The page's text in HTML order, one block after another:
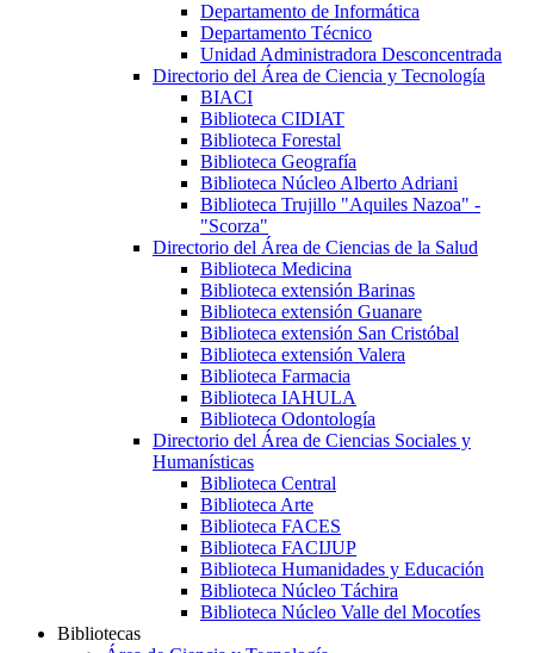
Departamento de Informática
Departamento Técnico
Unidad Administradora Desconcentrada
Directorio del Área de Ciencia y Tecnología
BIACI
Biblioteca CIDIAT
Biblioteca Forestal
Biblioteca Geografía
Biblioteca Núcleo Alberto Adriani
Biblioteca Trujillo "Aquiles Nazoa" -
"Scorza"
Directorio del Área de Ciencias de la Salud
Biblioteca Medicina
Biblioteca extensión Barinas
Biblioteca extensión Guanare
Biblioteca extensión San Cristóbal
Biblioteca extensión Valera
Biblioteca Farmacia
Biblioteca IAHULA
Biblioteca Odontología
Directorio del Área de Ciencias Sociales y
Humanísticas
Biblioteca Central
Biblioteca Arte
Biblioteca FACES
Biblioteca FACIJUP
Biblioteca Humanidades y Educación
Biblioteca Núcleo Táchira
Biblioteca Núcleo Valle del Mocotíes
Bibliotecas